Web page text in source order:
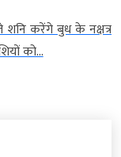
शनि करेंगे बुध के नक्षत्र
को...